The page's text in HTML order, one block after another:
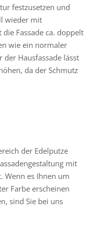
festzusetzen und
wieder mit
Fassade ca. doppelt
wie ein normaler
der Hausfassade lässt
da der Schmutz
der Edelputze
mit
Wenn es Ihnen um
Farbe erscheinen
sind Sie bei uns